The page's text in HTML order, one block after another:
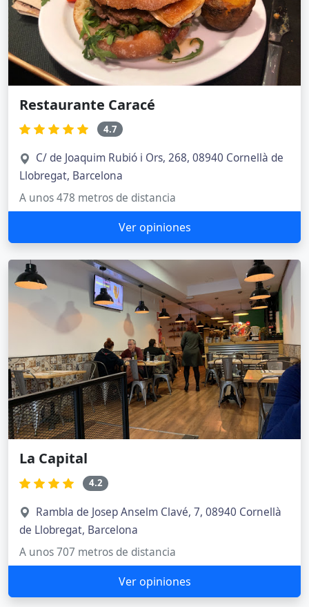
Restaurante Caracé
4.7
C/ de Joaquim Rubió i Ors, 268, 08940 Cornellà de
Llobregat, Barcelona
A unos 478 metros de distancia
Ver opiniones
La Capital
4.2
Rambla de Josep Anselm Clavé, 7, 08940 Cornellà
de Llobregat, Barcelona
A unos 707 metros de distancia
Ver opiniones